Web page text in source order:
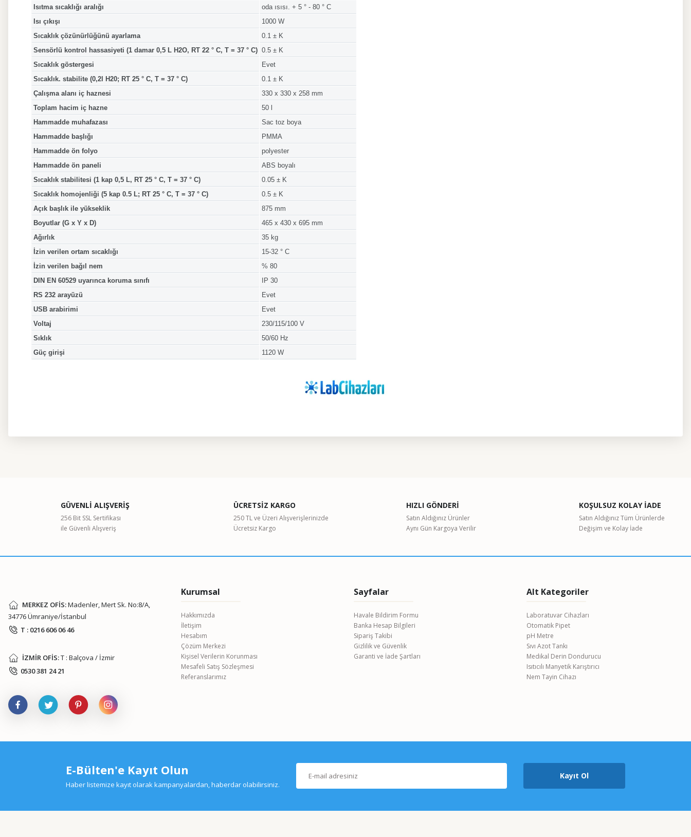
Isıtma sıcaklığı aralığı
oda ısısı. + 5 ° - 80 ° C
Isı çıkışı
1000 W
Sıcaklık çözünürlüğünü ayarlama
0.1 ± K
Sensörlü kontrol hassasiyeti (1 damar 0,5 L H2O, RT 22 ° C, T = 37 ° C) 0.5 ± K
Sıcaklık göstergesi
Evet
Sıcaklık. stabilite (0,2l H20; RT 25 ° C, T = 37 ° C)
0.1 ± K
Çalışma alanı iç haznesi
330 x 330 x 258 mm
Toplam hacim iç hazne
50 l
Hammadde muhafazası
Sac toz boya
Hammadde başlığı
PMMA
Hammadde ön folyo
polyester
Hammadde ön paneli
ABS boyalı
Sıcaklık stabilitesi (1 kap 0,5 L, RT 25 ° C, T = 37 ° C)
0.05 ± K
Sıcaklık homojenliği (5 kap 0.5 L; RT 25 ° C, T = 37 ° C)
0.5 ± K
Açık başlık ile yükseklik
875 mm
Boyutlar (G x Y x D)
465 x 430 x 695 mm
Ağırlık
35 kg
İzin verilen ortam sıcaklığı
15-32 ° C
İzin verilen bağıl nem
% 80
DIN EN 60529 uyarınca koruma sınıfı
IP 30
RS 232 arayüzü
Evet
USB arabirimi
Evet
Voltaj
230/115/100 V
Sıklık
50/60 Hz
Güç girişi
1120 W
Ürün açıklamasında eksik bilgiler bulunuyor.
Ürün bilgilerinde hatalar bulunuyor.
Gönder
GÜVENLİ ALIŞVERİŞ
256 Bit SSL Sertifikası
ile Güvenli Alışveriş
ÜCRETSİZ KARGO
250 TL ve Üzeri Alışverişlerinizde
Ücretsiz Kargo
HIZLI GÖNDERİ
Satın Aldığınız Ürünler
Aynı Gün Kargoya Verilir
KOŞULSUZ KOLAY İADE
Satın Aldığınız Tüm Ürünlerde
Değişim ve Kolay İade
MERKEZ OFİS:Madenler, Mert Sk. No:8/A,
34776 Ümraniye/İstanbul
T : 0216 606 06 46
İZMİR OFİS:T : Balçova / İzmir
0530 381 24 21
Kurumsal
Hakkımızda
İletişim
Hesabım
Çözüm Merkezi
Kişisel Verilerin Korunması
Mesafeli Satış Sözleşmesi
Referanslarımız
Sayfalar
Havale Bildirim Formu
Banka Hesap Bilgileri
Sipariş Takibi
Gizlilik ve Güvenlik
Garanti ve İade Şartları
Alt Kategoriler
Laboratuvar Cihazları
Otomatik Pipet
pH Metre
Sıvı Azot Tankı
Medikal Derin Dondurucu
Isıtıcılı Manyetik Karıştırıcı
Nem Tayin Cihazı
E-Bülten'e Kayıt Olun
Haber listemize kayıt olarak kampanyalardan, haberdar olabilirsiniz.
Kayıt Ol